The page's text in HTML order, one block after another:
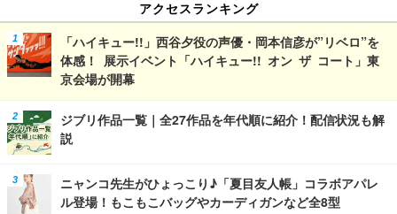
アクセスランキング
「ハイキュー!!」西谷夕役の声優・岡本信彦が”リベロ”を
体感！ 展示イベント「ハイキュー!! オン ザ コート」東
京会場が開幕
ジブリ作品一覧｜全27作品を年代順に紹介！配信状況も解
説
ニャンコ先生がひょっこり♪「夏目友人帳」コラボアパレ
ル登場！もこもこバッグやカーディガンなど全8型